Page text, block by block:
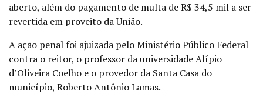
aberto, além do pagamento de multa de R$ 34,5 mil a ser
revertida em proveito da União.
A ação penal foi ajuizada pelo Ministério Público Federal
contra o reitor, o professor da universidade Alípio
d’Oliveira Coelho e o provedor da Santa Casa do
município, Roberto Antônio Lamas.